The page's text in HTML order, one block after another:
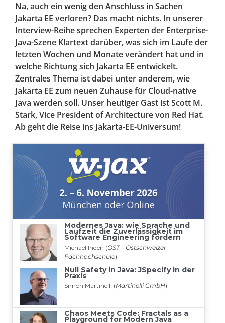
Na, auch ein wenig den Anschluss in Sachen
Jakarta EE verloren? Das macht nichts. In unserer
Interview-Reihe sprechen Experten der Enterprise-
Java-Szene Klartext darüber, was sich im Laufe der
letzten Wochen und Monate verändert hat und in
welche Richtung sich Jakarta EE entwickelt.
Zentrales Thema ist dabei unter anderem, wie
Jakarta EE zum neuen Zuhause für Cloud-native
Java werden soll. Unser heutiger Gast ist Scott M.
Stark, Vice President of Architecture von Red Hat.
Ab geht die Reise ins Jakarta-EE-Universum!